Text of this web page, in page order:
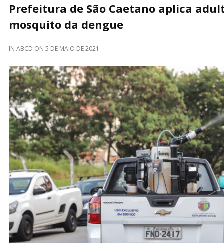
Prefeitura de São Caetano aplica
mosquito da dengue
IN ABCD ON 5 DE MAIO DE 2021